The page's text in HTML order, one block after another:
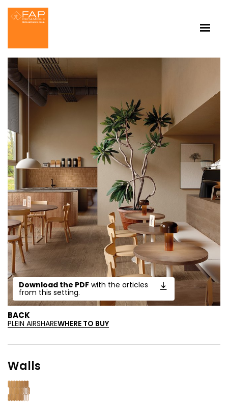
Download the PDF with the articles
from this setting.
BACK
PLEIN AIRSHAREWHERE TO BUY
Walls